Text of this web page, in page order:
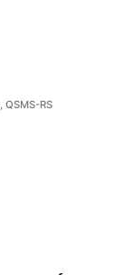
, QSMS-RS